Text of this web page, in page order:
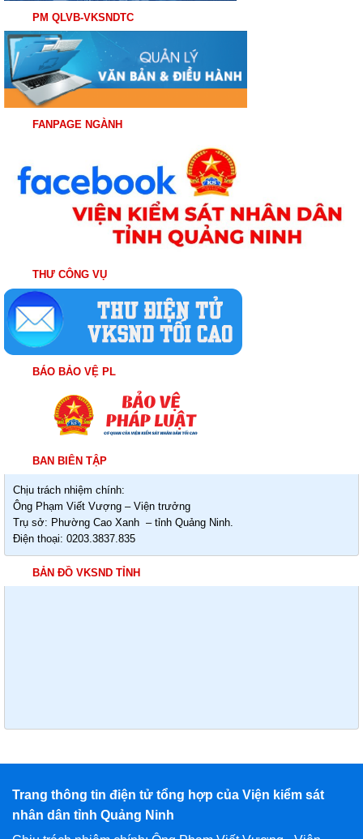
PM QLVB-VKSNDTC
FANPAGE NGÀNH
THƯ CÔNG VỤ
BÁO BẢO VỆ PL
BAN BIÊN TẬP
Chịu trách nhiệm chính:
Ông Phạm Viết Vượng – Viện trưởng
Trụ sở: Phường Cao Xanh – tỉnh Quảng Ninh.
Điện thoại: 0203.3837.835
BẢN ĐỒ VKSND TỈNH
Trang thông tin điện tử tổng hợp của Viện kiểm sát
nhân dân tỉnh Quảng Ninh